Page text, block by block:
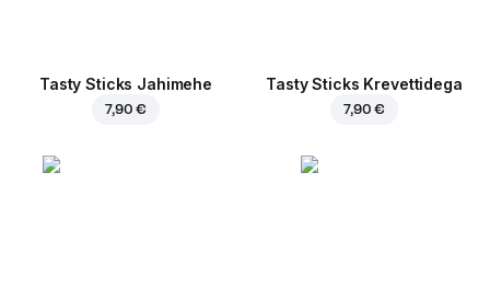
Tasty Sticks Jahimehe
7,90 €
Tasty Sticks Krevettidega
7,90 €